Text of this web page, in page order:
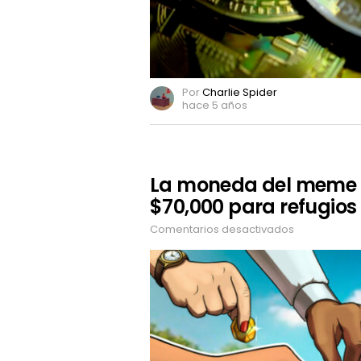
PorCharlie Spider
hace 5 años
La moneda del
$70,000 para
Comentarios desactivados
moneda
meme
Grumpy
Cat
recauda
$70,000
para
refugios